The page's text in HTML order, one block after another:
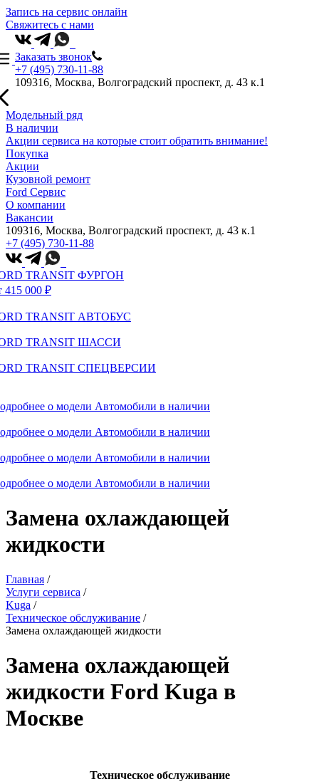
Запись на сервис онлайн
Свяжитесь с нами
Заказать звонок
+7 (495) 730-11-88
109316, Москва, Волгоградский проспект, д. 43 к.1
Модельный ряд
В наличии
Акции сервиса на которые стоит обратить внимание!
Покупка
Акции
Кузовной ремонт
Ford Сервис
О компании
Вакансии
109316, Москва, Волгоградский проспект, д. 43 к.1
+7 (495) 730-11-88
TRANSIT ФУРГОН
415 000 ₽
TRANSIT АВТОБУС
TRANSIT ШАССИ
TRANSIT СПЕЦВЕРСИИ
о модели Автомобили в наличии
о модели Автомобили в наличии
о модели Автомобили в наличии
о модели Автомобили в наличии
Замена охлаждающей
жидкости
Главная /
Услуги сервиса /
Kuga /
Техническое обслуживание /
Замена охлаждающей жидкости
Замена охлаждающей
жидкости Ford Kuga в
Москве
Техническое обслуживание